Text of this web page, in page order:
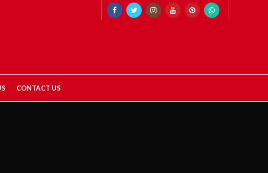
CONTACT US